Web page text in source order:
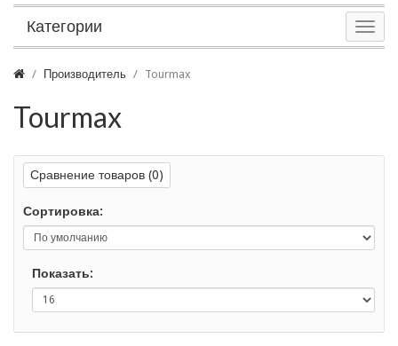
Категории
Производитель Tourmax
Tourmax
Сравнение товаров (0)
Сортировка:
Показать: